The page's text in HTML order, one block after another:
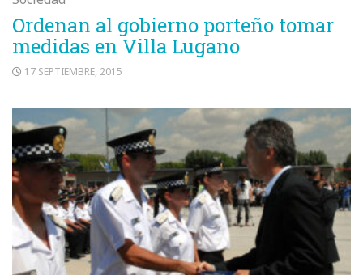
Ordenan al gobierno porteño tomar
medidas en Villa Lugano
17 SEPTIEMBRE, 2015